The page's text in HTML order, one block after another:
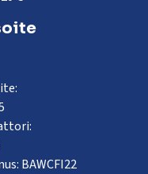
BAWCFI22